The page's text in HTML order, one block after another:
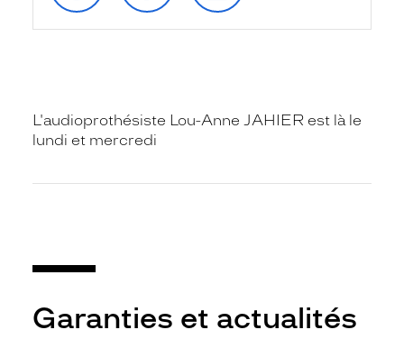
L'audioprothésiste Lou-Anne JAHIER est là le
lundi et mercredi
Garanties et actualités